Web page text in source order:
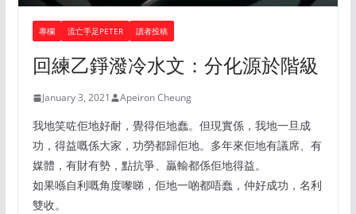
專欄 流亡手足PETER 讀者投稿
回練乙錚潑冷水文：分化源於階級
January 3, 2021 Apeiron Cheung
我地笑咗佢地好耐，覺得佢地蠢。但現實係，我地一旦成
功，得益嘅係大家，功勞都歸佢地。多年來佢地有議席、有
媒體，有財有勢，點抗爭、贏輸都係佢地得益。
如果喺自利嘅角度嚟睇，佢地一啲都唔蠢，仲好成功，名利
雙收。